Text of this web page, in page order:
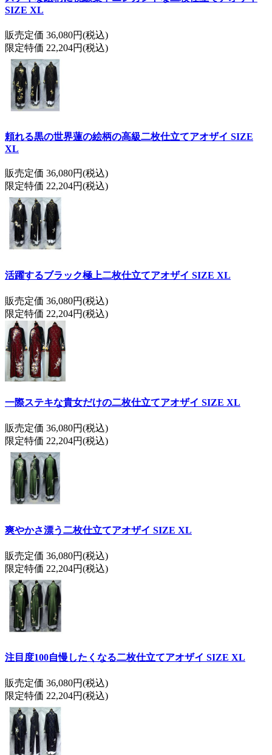
SIZE XL
販売定価 36,080円(税込)
限定特価 22,204円(税込)
頼れる黒の世界蓮の絵柄の高級二枚仕立てアオザイ SIZE
XL
販売定価 36,080円(税込)
限定特価 22,204円(税込)
活躍するブラック極上二枚仕立てアオザイ SIZE XL
販売定価 36,080円(税込)
限定特価 22,204円(税込)
一際ステキな貴女だけの二枚仕立てアオザイ SIZE XL
販売定価 36,080円(税込)
限定特価 22,204円(税込)
爽やかさ漂う二枚仕立てアオザイ SIZE XL
販売定価 36,080円(税込)
限定特価 22,204円(税込)
注目度100自慢したくなる二枚仕立てアオザイ SIZE XL
販売定価 36,080円(税込)
限定特価 22,204円(税込)